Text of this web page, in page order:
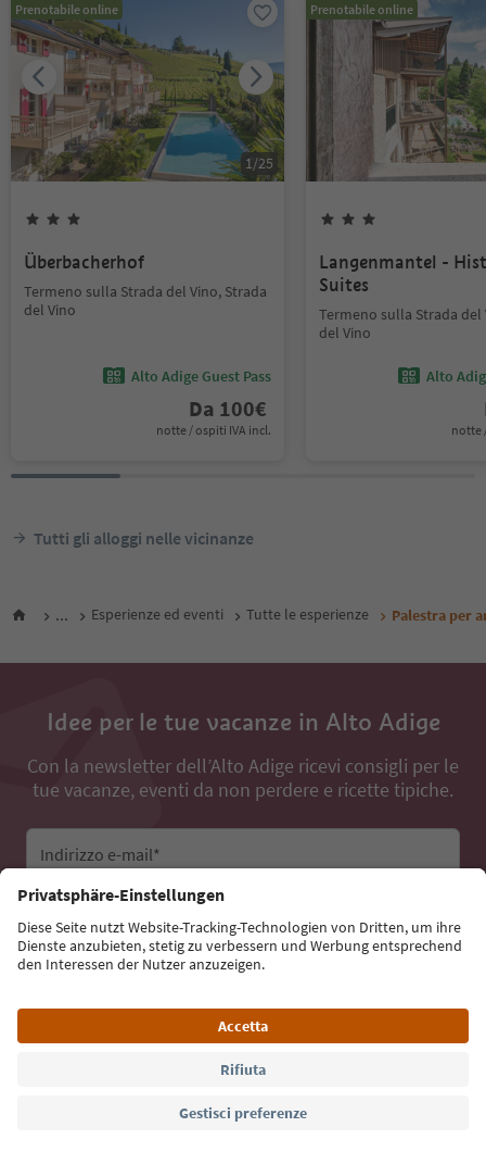
Prenotabile online
1/25
Überbacherhof
Termeno sulla Strada del Vino, Strada
del Vino
Alto Adige Guest Pass
Da 100€
notte / ospiti IVA incl.
Prenotabile online
Langenmantel -
Suites
Termeno sulla Strada del
del Vino
Alto
notte
Tutti gli alloggi nelle vicinanze
... Esperienze ed eventi Tutte le esperienze Palestra per
Idee per le tue vacanze in Alto Adige
Con la newsletter dell’Alto Adige ricevi consigli per le
tue vacanze, eventi da non perdere e ricette tipiche.
Indirizzo e-mail*
Iscriviti alla newsletter